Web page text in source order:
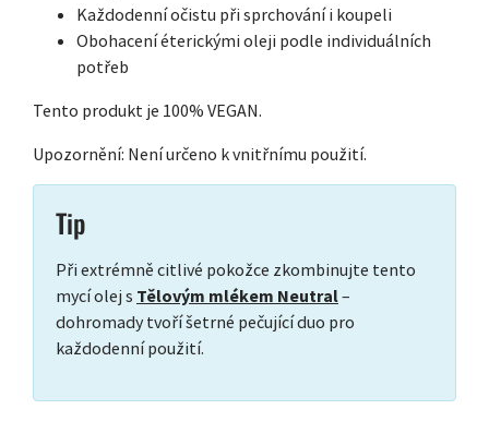
Každodenní očistu při sprchování i koupeli
Obohacení éterickými oleji podle individuálních
potřeb
Tento produkt je 100% VEGAN.
Upozornění: Není určeno k vnitřnímu použití.
Tip
Při extrémně citlivé pokožce zkombinujte tento
mycí olej s Tělovým mlékem Neutral–
dohromady tvoří šetrné pečující duo pro
každodenní použití.